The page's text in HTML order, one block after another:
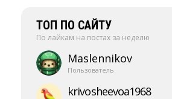
ТОП ПО САЙТУ
По лайкам на постах за неделю
Maslennikov
Пользователь
krivosheevoa1968